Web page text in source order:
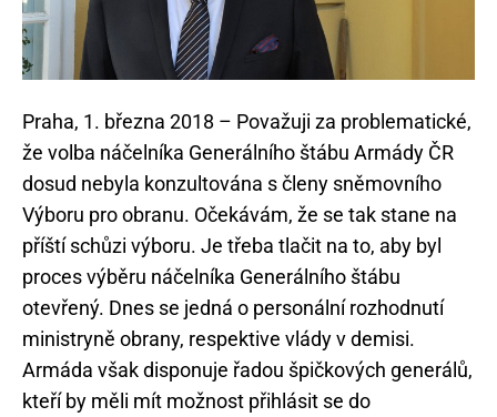
Praha, 1. března 2018 – Považuji za problematické,
že volba náčelníka Generálního štábu Armády ČR
dosud nebyla konzultována s členy sněmovního
Výboru pro obranu. Očekávám, že se tak stane na
příští schůzi výboru. Je třeba tlačit na to, aby byl
proces výběru náčelníka Generálního štábu
otevřený. Dnes se jedná o personální rozhodnutí
ministryně obrany, respektive vlády v demisi.
Armáda však disponuje řadou špičkových generálů,
kteří by měli mít možnost přihlásit se do